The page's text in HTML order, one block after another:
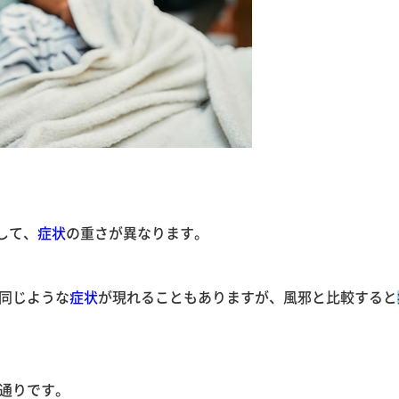
て、 症状の重さが異なります。
じような症状が現れることもありますが、風邪と比較すると
りです。